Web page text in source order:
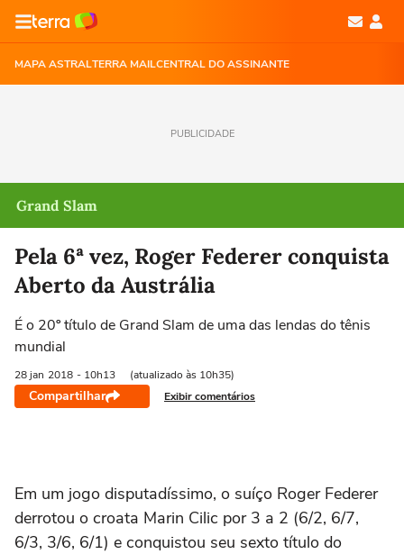
MAPA ASTRALTERRA MAILCENTRAL DO ASSINANTE
PUBLICIDADE
Grand Slam
Pela 6ª vez, Roger Federer conquista
Aberto da Austrália
É o 20º título de Grand Slam de uma das lendas do tênis
mundial
28 jan 2018 - 10h13 (atualizado às 10h35)
Compartilhar Exibir comentários
Em um jogo disputadíssimo, o suíço Roger Federer
derrotou o croata Marin Cilic por 3 a 2 (6/2, 6/7,
6/3, 3/6, 6/1) e conquistou seu sexto título do